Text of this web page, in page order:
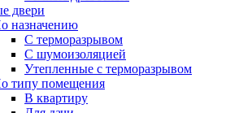
двери
назначению
С терморазрывом
С шумоизоляцией
Утепленные с терморазрывом
типу помещения
В квартиру